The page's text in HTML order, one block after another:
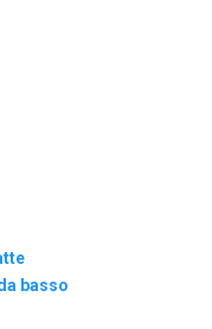
basso